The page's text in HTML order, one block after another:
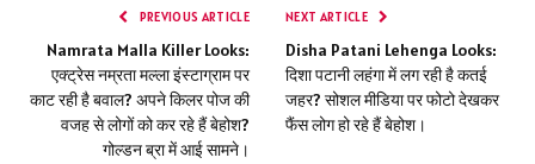
PREVIOUS ARTICLE
Namrata Malla Killer Looks:
एक्ट्रेस नम्रता मल्ला इंस्टाग्राम पर
काट रही है बवाल? अपने किलर पोज की
वजह से लोगों को कर रहे हैं बेहोश?
गोल्डन ब्रा में आई सामने।
NEXT ARTICLE
Disha Patani Lehenga Looks:
दिशा पटानी लहंगा में लग रही है कतई
जहर? सोशल मीडिया पर फोटो देखकर
फैंस लोग हो रहे हैं बेहोश।